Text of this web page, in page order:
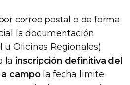
correo postal o de forma
la documentación
u Oficinas Regionales)
la inscripción definitiva del
a campola fecha limite